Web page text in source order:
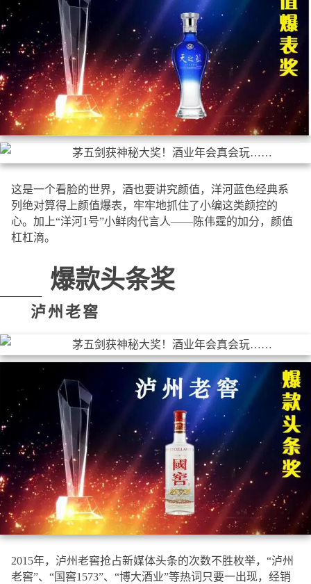
这是一个看脸的世界，酒也要讲究颜值，洋河蓝色经典系
列绝对算得上颜值爆表，牢牢地抓住了小编这类颜控的
心。加上“洋河1号”小鲜肉代言人——陈伟霆的加分，颜值
杠杠滴。
爆款头条奖
泸州老窖
2015年，泸州老窖抢占新媒体头条的次数不胜枚举，“泸州
老窖”、“国窖1573”、“博大酒业”等热词只要一出现，经销